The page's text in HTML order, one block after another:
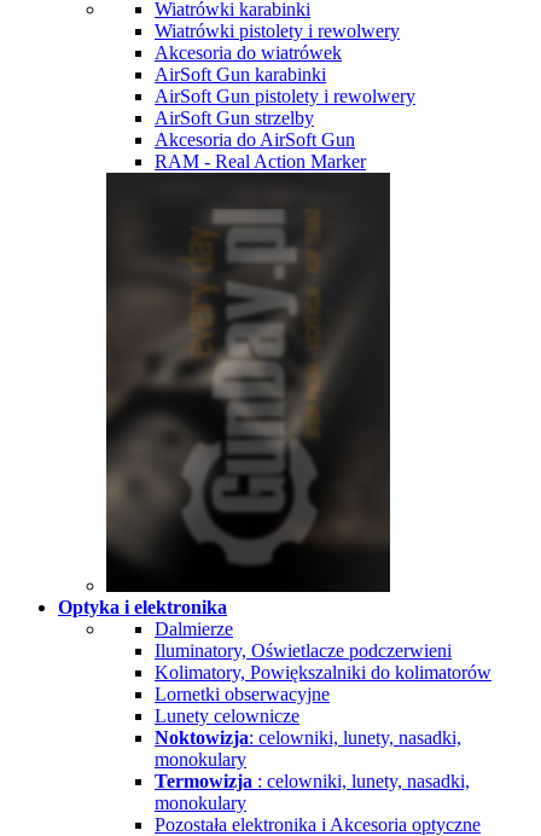
Wiatrówki karabinki
Wiatrówki pistolety i rewolwery
Akcesoria do wiatrówek
AirSoft Gun karabinki
AirSoft Gun pistolety i rewolwery
AirSoft Gun strzelby
Akcesoria do AirSoft Gun
RAM - Real Action Marker
Optyka i elektronika
Dalmierze
Iluminatory, Oświetlacze podczerwieni
Kolimatory, Powiększalniki do kolimatorów
Lornetki obserwacyjne
Lunety celownicze
Noktowizja: celowniki, lunety, nasadki,
monokulary
Termowizja : celowniki, lunety, nasadki,
monokulary
Pozostała elektronika i Akcesoria optyczne